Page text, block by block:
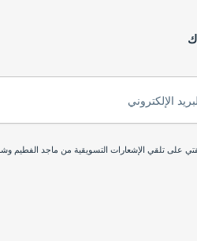
الإلكتروني
على تلقي الإشعارات التسويقية من ماجد الفطيم